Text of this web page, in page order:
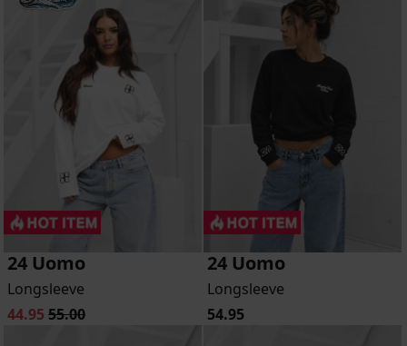
24 Uomo
Longsleeve
44.95 55.00
24 Uomo
Longsleeve
54.95